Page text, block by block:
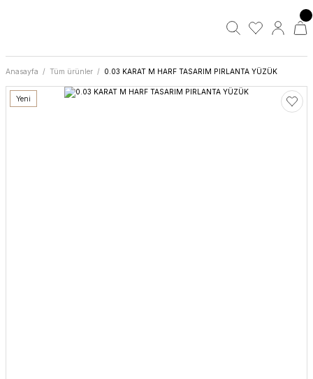
Anasayfa Tüm ürünler 0.03 KARAT M HARF TASARIM PIRLANTA YÜZÜK
Yeni